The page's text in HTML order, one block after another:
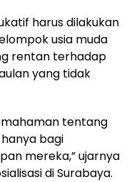
harus dilakukan
usia muda
rentan terhadap
yang tidak
tentang
bagi
mereka,” ujarnya
di Surabaya.